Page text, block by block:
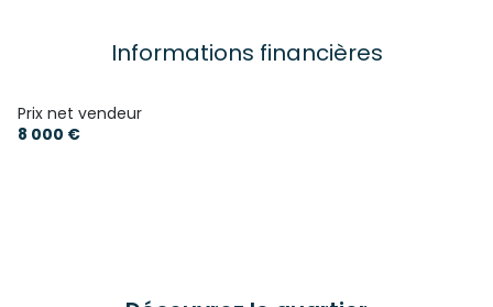
Informations financières
Prix net vendeur
8 000 €